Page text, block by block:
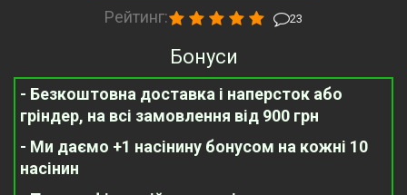
Рейтинг: 23
Бонуси
- Безкоштовна доставка і наперсток або
гріндер, на всі замовлення від 900 грн
- Ми даємо +1 насінину бонусом на кожні 10
насінин